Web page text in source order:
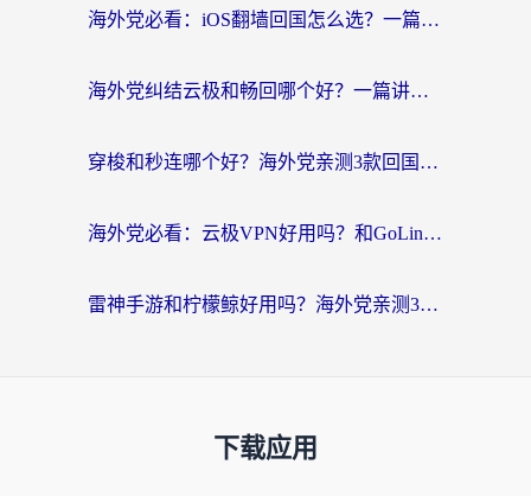
海外党必看：iOS翻墙回国怎么选？一篇搞定无缝访问国内资源
海外党纠结云极和畅回哪个好？一篇讲透回国加速器怎么选（附避坑指南）
穿梭和秒连哪个好？海外党亲测3款回国加速器，教你在国外正常浏览国内网站
海外党必看：云极VPN好用吗？和GoLinkVPN对比哪个回国效果更好？附真实体验指南
雷神手游和柠檬鲸好用吗？海外党亲测3款回国加速器，教你避开破解VPN坑
下载应用